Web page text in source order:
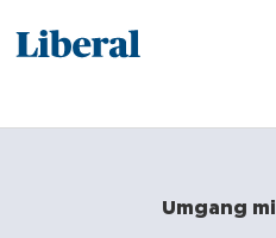
Umgang